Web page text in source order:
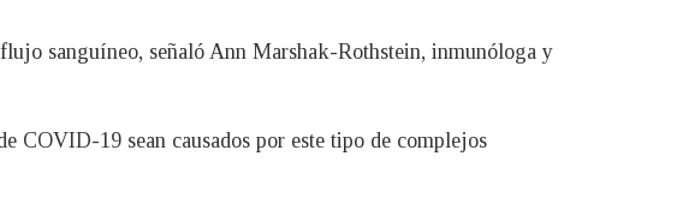
sanguíneo, señaló Ann Marshak-Rothstein, inmunóloga y
COVID-19 sean causados por este tipo de complejos